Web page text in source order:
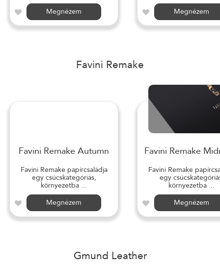
Megnézem
Megnézem
Favini Remake
Favini Remake Autumn
Favini Remake papírcsaládja
egy csúcskategóriás,
környezetba ...
Megnézem
Favini Remake
Favini Remake
egy
környezetba ...
Megnézem
Gmund Leather